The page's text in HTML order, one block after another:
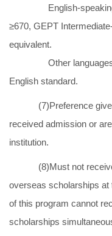
English-speaking
≥670, GEPT
equivalent.
Other languages:
English standard.
(7)Preference given
received admission or
institution.
(8)Must not receive
overseas scholarships at
of this program cannot
scholarships